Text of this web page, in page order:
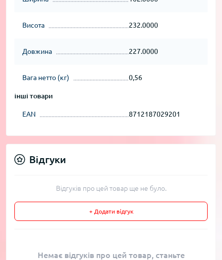
Висота 232.0000
Довжина 227.0000
Вага нетто (кг) 0,56
інші товари
EAN 8712187029201
Відгуки
Відгуків про цей товар ще не було.
+ Додати відгук
Немає відгуків про цей товар, станьте